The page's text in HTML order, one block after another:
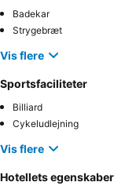
Badekar
Strygebræt
Vis flere
Sportsfaciliteter
Billiard
Cykeludlejning
Vis flere
Hotellets egenskaber